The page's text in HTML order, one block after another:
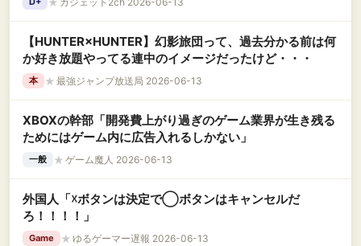
【HUNTER×HUNTER】幻影旅団って、過去分かる前は何
か好き放題やってる連中のイメージだったけど・・・
本 ★ 最強ジャンプ放送局 2026-06-13
XBOXの幹部「開発費上がり過ぎのゲーム業界が生き残る
ためにはゲーム内に広告入れるしかない」
一般 ★ ゲーム魔人 2026-06-13
外国人「☓ボタンは決定で◯ボタンはキャンセルだ
ろ！！！！」
Game ★ ゆるゲーマー遅報 2026-06-13